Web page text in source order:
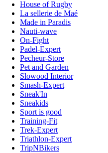
House of Rugby
La sellerie de Maé
Made in Paradis
Nauti-wave
On-Fight
Padel-Expert
Pecheur-Store
Pet and Garden
Slowood Interior
Smash-Expert
Sneak'In
Sneakids
Sport is good
Training-Fit
Trek-Expert
Triathlon-Expert
TripNBikers